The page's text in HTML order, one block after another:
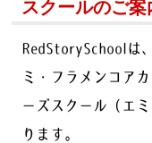
スクールのご案
RedStorySchoolは
ミ・フラメンコア
ーズスクール（エ
ります。